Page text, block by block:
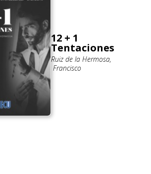
12 + 1
Tentaciones
Ruiz de la Hermosa,
Francisco